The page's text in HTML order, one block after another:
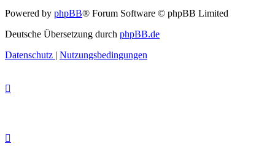
Powered by phpBB® Forum Software © phpBB Limited
Deutsche Übersetzung durch phpBB.de
Datenschutz | Nutzungsbedingungen